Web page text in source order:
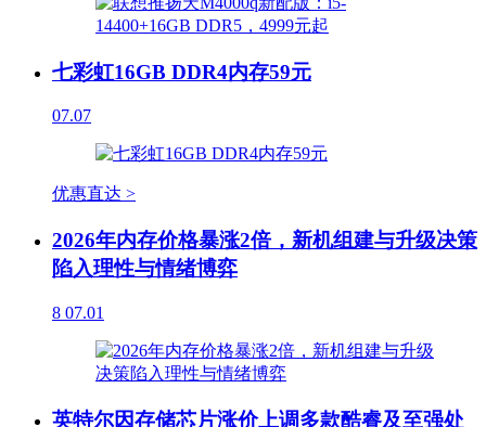
七彩虹16GB DDR4内存59元
07.07
优惠直达 >
2026年内存价格暴涨2倍，新机组建与升级决策
陷入理性与情绪博弈
8 07.01
英特尔因存储芯片涨价上调多款酷睿及至强处